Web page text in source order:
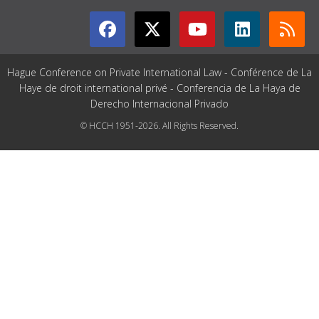
Hague Conference on Private International Law - Conférence de La
Haye de droit international privé - Conferencia de La Haya de
Derecho Internacional Privado
© HCCH 1951-2026. All Rights Reserved.